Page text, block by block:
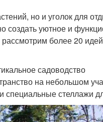
но и уголок для
уютное и
более 20
садоводство
на небольшом
специальные стеллажи